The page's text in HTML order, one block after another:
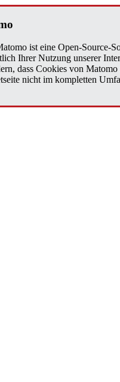
ist eine Open-
Ihrer Nutzung unserer
dass Cookies von
nicht im kompletten